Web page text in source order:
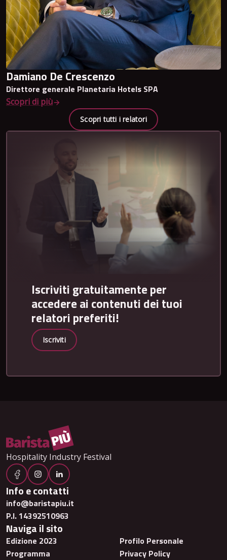
Damiano De Crescenzo
Direttore generale Planetaria Hotels SPA
Scopri di più
Scopri tutti i relatori
Iscriviti gratuitamente per
accedere ai contenuti dei tuoi
relatori preferiti!
Iscriviti
Hospitality Industry Festival
Info e contatti
info@baristapiu.it
P.I. 14392510963
Naviga il sito
Edizione 2023
Programma
Profilo Personale
Privacy Policy